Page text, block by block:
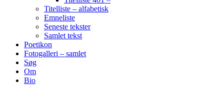
Titelliste – alfabetisk
Emneliste
Seneste tekster
Samlet tekst
Poetikon
Fotogalleri – samlet
Søg
Om
Bio